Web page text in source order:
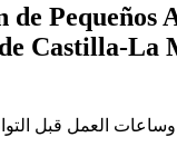
de Pequeños
Castilla-La
العمل قبل